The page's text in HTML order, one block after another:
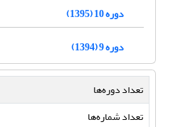
دوره 10 (1395)
دوره 9 (1394)
تعداد دوره‌ها
تعداد شماره‌ها